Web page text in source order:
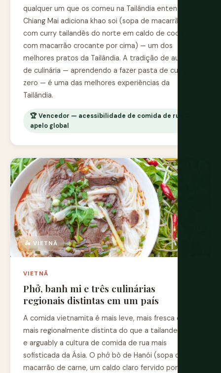
qualquer um que os comeu na Tailândia entende.
Chiang Mai adiciona khao soi (sopa de macarrão
com curry tailandês do norte em caldo de coco
com macarrão crocante por cima) — um dos
melhores pratos da Tailândia. A tradição de aulas
de culinária — aprendendo a fazer pasta de curry do
zero — é uma das melhores experiências da
Tailândia.
🏆 Vencedor — acessibilidade de comida de rua &
apelo global
🛵 VIETNÃ
VIETNÃ
Phở, banh mi e três culinárias
regionais distintas em um país
A comida vietnamita é mais leve, mais fresca e
mais regionalmente distinta do que a tailandesa —
e arguably a cultura de comida de rua mais
sofisticada da Ásia. O phở bò de Hanói (sopa de
macarrão de carne, um caldo claro fervido por horas